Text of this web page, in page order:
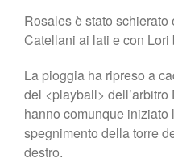
Rosales è stato
Catellani ai lati e con Lori
La pioggia ha ripreso a
del <playball>
hanno comunque iniziato
spegnimento della torre
destro.